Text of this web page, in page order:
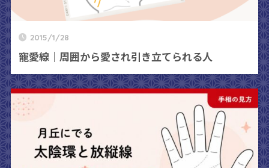
2015/1/28
寵愛線｜周囲から愛され引き立てられる人